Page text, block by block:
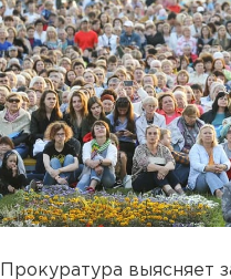
Прокуратура выясняет